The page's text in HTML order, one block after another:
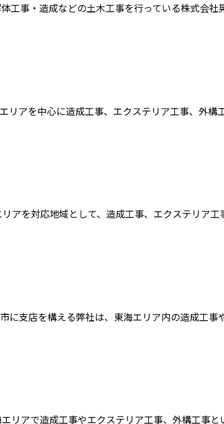
事・造成などの土木工事を行っている株式会社
アを中心に造成工事、エクステリア工事、外構
アを対応地域として、造成工事、エクステリア工
支店を構える弊社は、東海エリア内の造成工事
リアで造成工事やエクステリア工事、外構工事と